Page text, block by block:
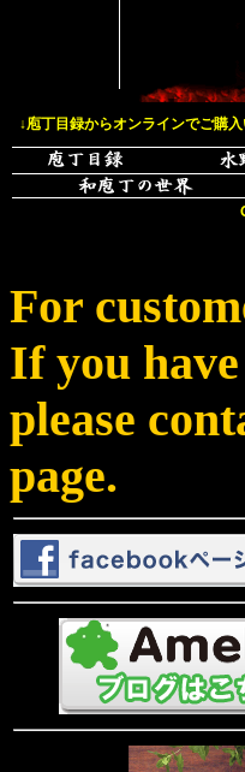
↓庖丁目録からオンラインでご購
For
If you
please
page.